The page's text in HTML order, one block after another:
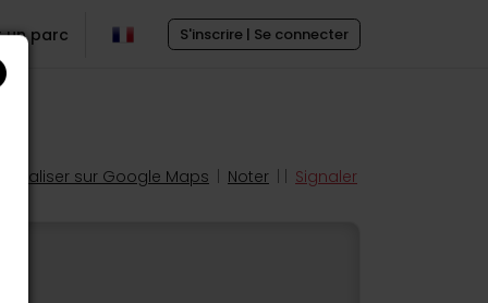
S'inscrire | Se connecter
un parc
Localiser sur Google Maps Noter Signaler